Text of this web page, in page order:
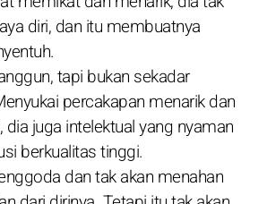
diri, dan itu membuatnya
tapi bukan sekadar
percakapan menarik dan
dia juga intelektual yang nyaman
berkualitas tinggi.
dan tak akan menahan